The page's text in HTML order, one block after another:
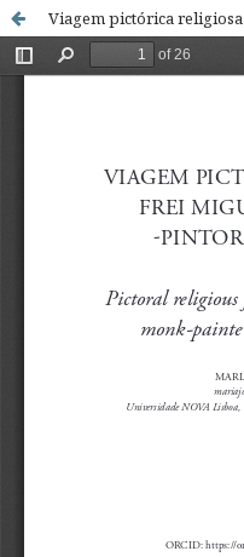
Viagem pictórica religiosa